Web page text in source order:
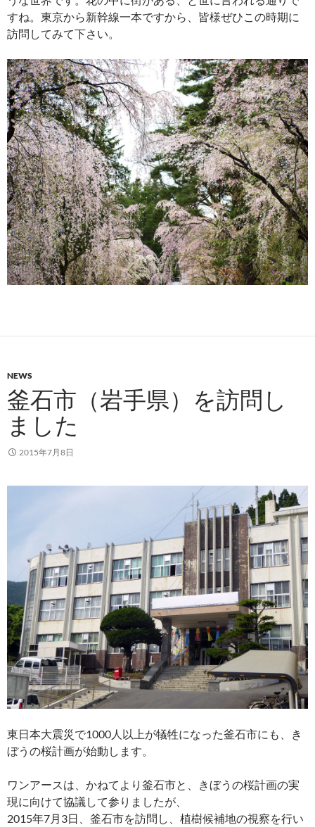
すね。東京から新幹線一本ですから、皆様ぜひこの時期に
訪問してみて下さい。
NEWS
釜石市（岩手県）を訪問し
ました
2015年7月8日
東日本大震災で1000人以上が犠牲になった釜石市にも、き
ぼうの桜計画が始動します。
ワンアースは、かねてより釜石市と、きぼうの桜計画の実
現に向けて協議して参りましたが、
2015年7月3日、釜石市を訪問し、植樹候補地の視察を行い